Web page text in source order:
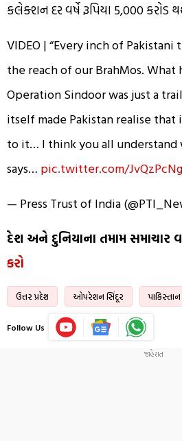
કલેક્શન દર વર્ષે રૂપિયા 5,000 કરોડ
VIDEO | “Every inch of
the reach of our BrahMos.
Operation Sindoor was just a
itself made Pakistan realise
to it… I think you all understand
says… pic.twitter.com/
— Press Trust of India
દેશ અને દુનિયાના તમામ સમાચાર
કરો
ઉત્તર પ્રદેશ ઓપરેશન સિંદૂર પાકિસ્તાન
Follow Us